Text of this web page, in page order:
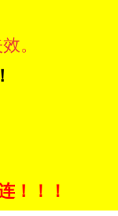
。
！！！